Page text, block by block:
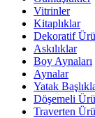
Vitrinler
Kitaplıklar
Dekoratif
Askılıklar
Boy Aynaları
Aynalar
Yatak
Döşemeli
Traverten